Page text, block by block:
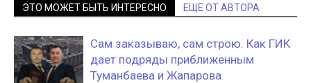
ЭТО МОЖЕТ БЫТЬ ИНТЕРЕСНО ЕЩЕ ОТ АВТОРА
Сам заказываю, сам строю. Как ГИК
дает подряды приближенным
Туманбаева и Жапарова